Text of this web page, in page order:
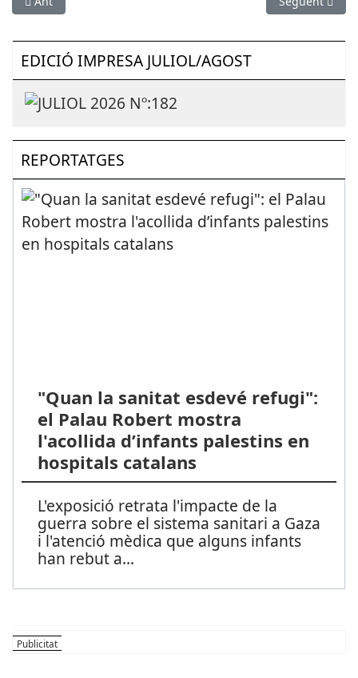
EDICIÓ IMPRESA JULIOL/AGOST
REPORTATGES
"Quan la sanitat esdevé refugi":
el Palau Robert mostra
l'acollida d’infants palestins en
hospitals catalans
L'exposició retrata l'impacte de la
guerra sobre el sistema sanitari a Gaza
i l'atenció mèdica que alguns infants
han rebut a...